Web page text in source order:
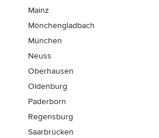
Mainz
Mönchen­gladbach
München
Neuss
Oberhausen
Oldenburg
Paderborn
Regensburg
Saarbrücken